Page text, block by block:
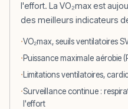
l'effort. La VO₂max est
des meilleurs indicateurs
VO₂max, seuils ventilatoires
Puissance maximale aérobie
Limitations ventilatoires,
Surveillance continue :
l'effort